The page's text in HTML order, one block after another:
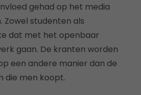
gehad op het media
Zowel studenten als
dat met het openbaar
gaan. De kranten worden
een andere manier dan de
die men koopt.